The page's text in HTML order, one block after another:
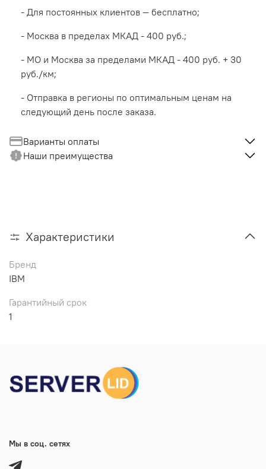
- Для постоянных клиентов — бесплатно;
- Москва в пределах МКАД - 400 руб.;
- МО и Москва за пределами МКАД - 400 руб. + 30
руб./км;
- Отправка в регионы по оптимальным ценам на
следующий день после заказа.
Варианты оплаты
Наши преимущества
Характеристики
Бренд
IBM
Гарантийный срок
1
Мы в соц. сетях